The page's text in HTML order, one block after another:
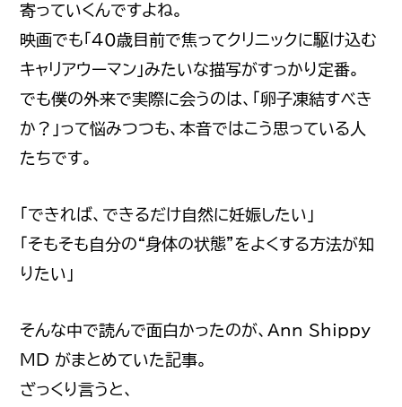
寄っていくんですよね。
映画でも「40歳目前で焦ってクリニックに駆け込む
キャリアウーマン」みたいな描写がすっかり定番。
でも僕の外来で実際に会うのは、「卵子凍結すべき
か？」って悩みつつも、本音ではこう思っている人
たちです。
「できれば、できるだけ自然に妊娠したい」
「そもそも自分の“身体の状態”をよくする方法が知
りたい」
そんな中で読んで面白かったのが、Ann Shippy
MD がまとめていた記事。
ざっくり言うと、